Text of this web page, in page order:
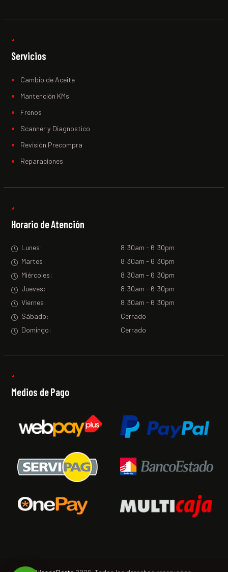
Servicios
Cambio de Aceite
Mantención KMs
Frenos
Scanner y Diagnostico
Revisión Precompra
Reparaciones
Horario de Atención
Lunes:
8:30am - 6:30pm
Martes:
8:30am - 6:30pm
Miércoles:
8:30am - 6:30pm
Jueves:
8:30am - 6:30pm
Viernes:
8:30am - 6:30pm
Sábado:
Cerrado
Domingo:
Cerrado
Medios de Pago